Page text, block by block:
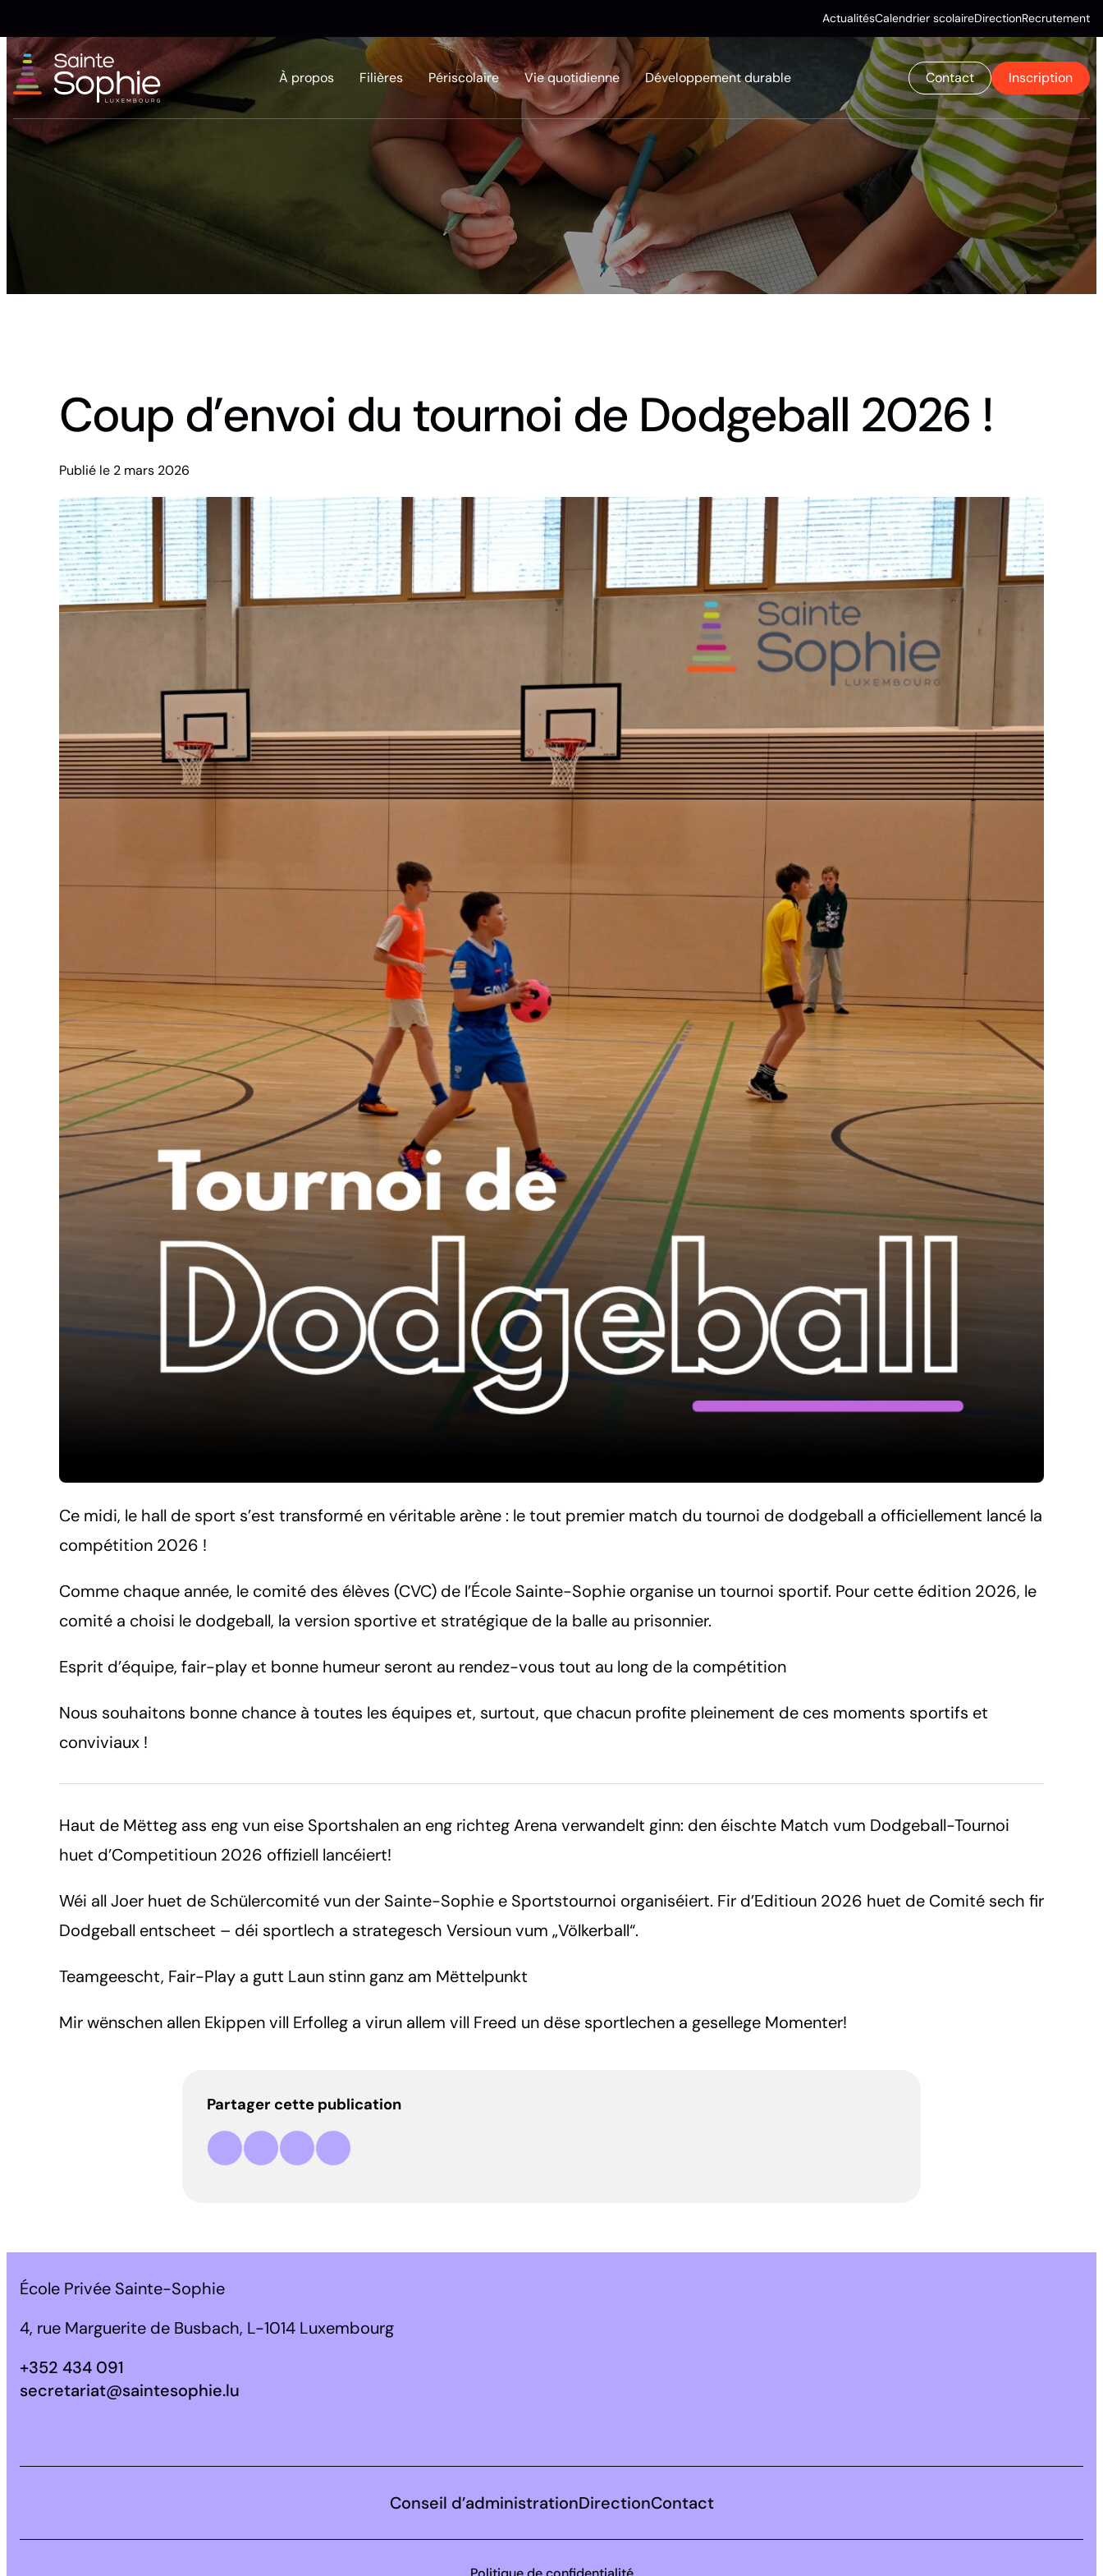
ActualitésCalendrier scolaireDirectionRecrutement
À propos Filières Périscolaire Vie quotidienne Développement durable Contact Inscription
Coup d’envoi du tournoi de Dodgeball 2026 !
Publié le 2 mars 2026
Ce midi, le hall de sport s’est transformé en véritable arène : le tout premier match du tournoi de dodgeball a officiellement lancé la
compétition 2026 !
Comme chaque année, le comité des élèves (CVC) de l’École Sainte-Sophie organise un tournoi sportif. Pour cette édition 2026, le
comité a choisi le dodgeball, la version sportive et stratégique de la balle au prisonnier.
Esprit d’équipe, fair-play et bonne humeur seront au rendez-vous tout au long de la compétition
Nous souhaitons bonne chance à toutes les équipes et, surtout, que chacun profite pleinement de ces moments sportifs et
conviviaux !
Haut de Mëtteg ass eng vun eise Sportshalen an eng richteg Arena verwandelt ginn: den éischte Match vum Dodgeball-Tournoi
huet d’Competitioun 2026 offiziell lancéiert!
Wéi all Joer huet de Schülercomité vun der Sainte-Sophie e Sportstournoi organiséiert. Fir d’Editioun 2026 huet de Comité sech fir
Dodgeball entscheet – déi sportlech a strategesch Versioun vum „Völkerball“.
Teamgeescht, Fair-Play a gutt Laun stinn ganz am Mëttelpunkt
Mir wënschen allen Ekippen vill Erfolleg a virun allem vill Freed un dëse sportlechen a gesellege Momenter!
Partager cette publication
Partager sur Facebook
Partager sur LinkedIn
Partager par e-mail
Copier le lien
École Privée Sainte-Sophie
4, rue Marguerite de Busbach, L-1014 Luxembourg
+352 434 091
secretariat@saintesophie.lu
Conseil d’administrationDirectionContact